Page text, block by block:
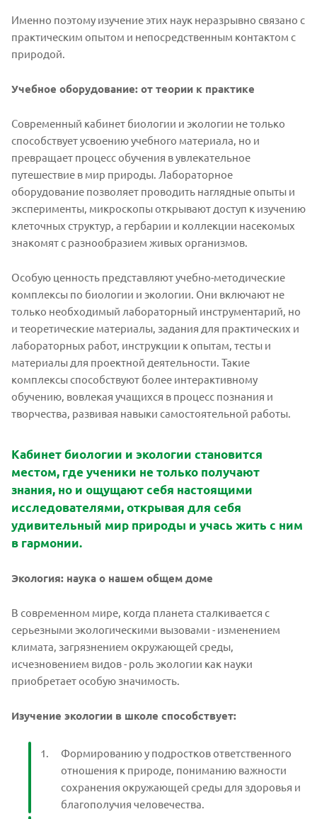
Именно поэтому изучение этих наук неразрывно связано с
практическим опытом и непосредственным контактом с
природой.
Учебное оборудование: от теории к практике
Современный кабинет биологии и экологии не только
способствует усвоению учебного материала, но и
превращает процесс обучения в увлекательное
путешествие в мир природы. Лабораторное
оборудование позволяет проводить наглядные опыты и
эксперименты, микроскопы открывают доступ к изучению
клеточных структур, а гербарии и коллекции насекомых
знакомят с разнообразием живых организмов.
Особую ценность представляют учебно-методические
комплексы по биологии и экологии. Они включают не
только необходимый лабораторный инструментарий, но
и теоретические материалы, задания для практических и
лабораторных работ, инструкции к опытам, тесты и
материалы для проектной деятельности. Такие
комплексы способствуют более интерактивному
обучению, вовлекая учащихся в процесс познания и
творчества, развивая навыки самостоятельной работы.
Кабинет биологии и экологии становится
местом, где ученики не только получают
знания, но и ощущают себя настоящими
исследователями, открывая для себя
удивительный мир природы и учась жить с ним
в гармонии.
Экология: наука о нашем общем доме
В современном мире, когда планета сталкивается с
серьезными экологическими вызовами - изменением
климата, загрязнением окружающей среды,
исчезновением видов - роль экологии как науки
приобретает особую значимость.
Изучение экологии в школе способствует:
Формированию у подростков ответственного
отношения к природе, пониманию важности
сохранения окружающей среды для здоровья и
благополучия человечества.